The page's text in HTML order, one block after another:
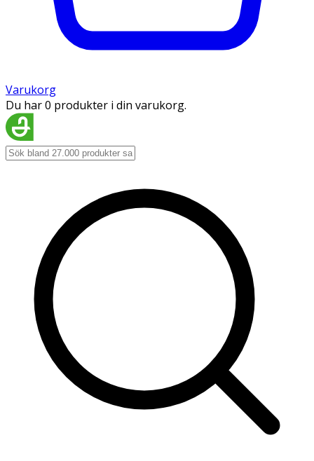
Varukorg
Du har 0 produkter i din varukorg.